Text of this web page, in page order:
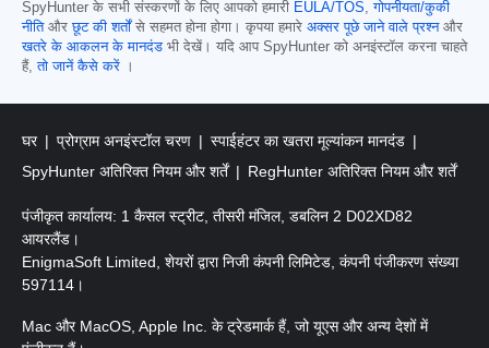
SpyHunter के सभी संस्करणों के लिए आपको हमारी EULA/TOS,गोपनीयता/कुकी
नीतिऔरछूट की शर्तोंसे सहमत होना होगा। कृपया हमारे अक्सर पूछे जाने वाले प्रश्नऔर
खतरे के आकलन के मानदंड भी देखें। यदि आप SpyHunter को अनइंस्टॉल करना चाहते
हैं,तो जानें कैसे करें ।
घर प्रोग्राम अनइंस्टॉल चरण
स्पाईहंटर का खतरा मूल्यांकन मानदंड
SpyHunter अतिरिक्त नियम और शर्तें
RegHunter अतिरिक्त नियम और शर्तें
पंजीकृत कार्यालय: 1 कैसल स्ट्रीट, तीसरी मंजिल, डबलिन 2 D02XD82
आयरलैंड।
EnigmaSoft Limited, शेयरों द्वारा निजी कंपनी लिमिटेड, कंपनी पंजीकरण संख्या
597114।
Mac और MacOS, Apple Inc. के ट्रेडमार्क हैं, जो यूएस और अन्य देशों में